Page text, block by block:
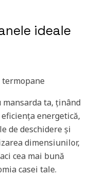
ideale
ta, ținând
energetică,
de deschidere și
dimensiunilor,
cea mai bună
casei tale.